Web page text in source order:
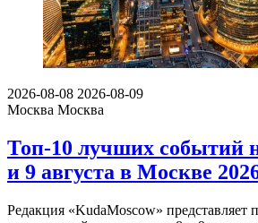
2026-08-08 2026-08-09
Москва Москва
Топ-10 лучших событий
и 9 августа в Москве
Редакция «KudaMoscow» представляет